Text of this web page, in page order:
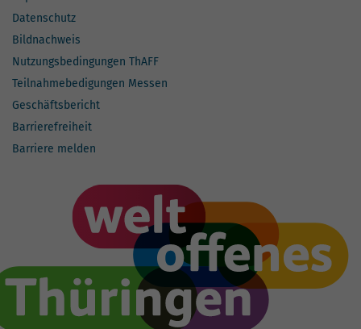
Datenschutz
Bildnachweis
Nutzungsbedingungen ThAFF
Teilnahmebedigungen Messen
Geschäftsbericht
Barrierefreiheit
Barriere melden